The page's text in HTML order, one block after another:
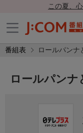
この夏、
番組表 ロールパンナ
ロールパン